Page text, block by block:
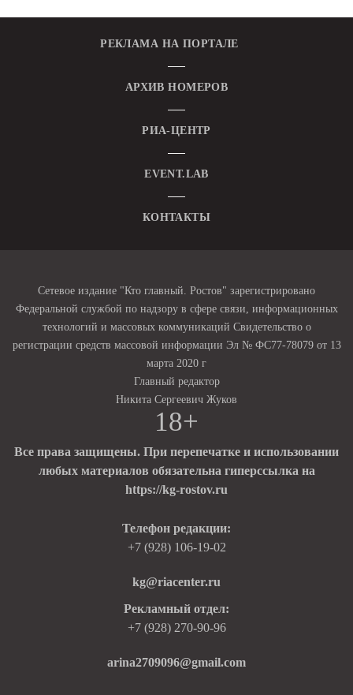
РЕКЛАМА НА ПОРТАЛЕ
АРХИВ НОМЕРОВ
РИА-ЦЕНТР
EVENT.LAB
КОНТАКТЫ
Сетевое издание "Кто главный. Ростов" зарегистрировано
Федеральной службой по надзору в сфере связи, информационных
технологий и массовых коммуникаций Свидетельство о
регистрации средств массовой информации Эл № ФС77-78079 от 13
марта 2020 г
Главный редактор
Никита Сергеевич Жуков
18+
Все права защищены. При перепечатке и использовании
любых материалов обязательна гиперссылка на
https://kg-rostov.ru
Телефон редакции:
+7 (928) 106-19-02
kg@riacenter.ru
Рекламный отдел:
+7 (928) 270-90-96
arina2709096@gmail.com